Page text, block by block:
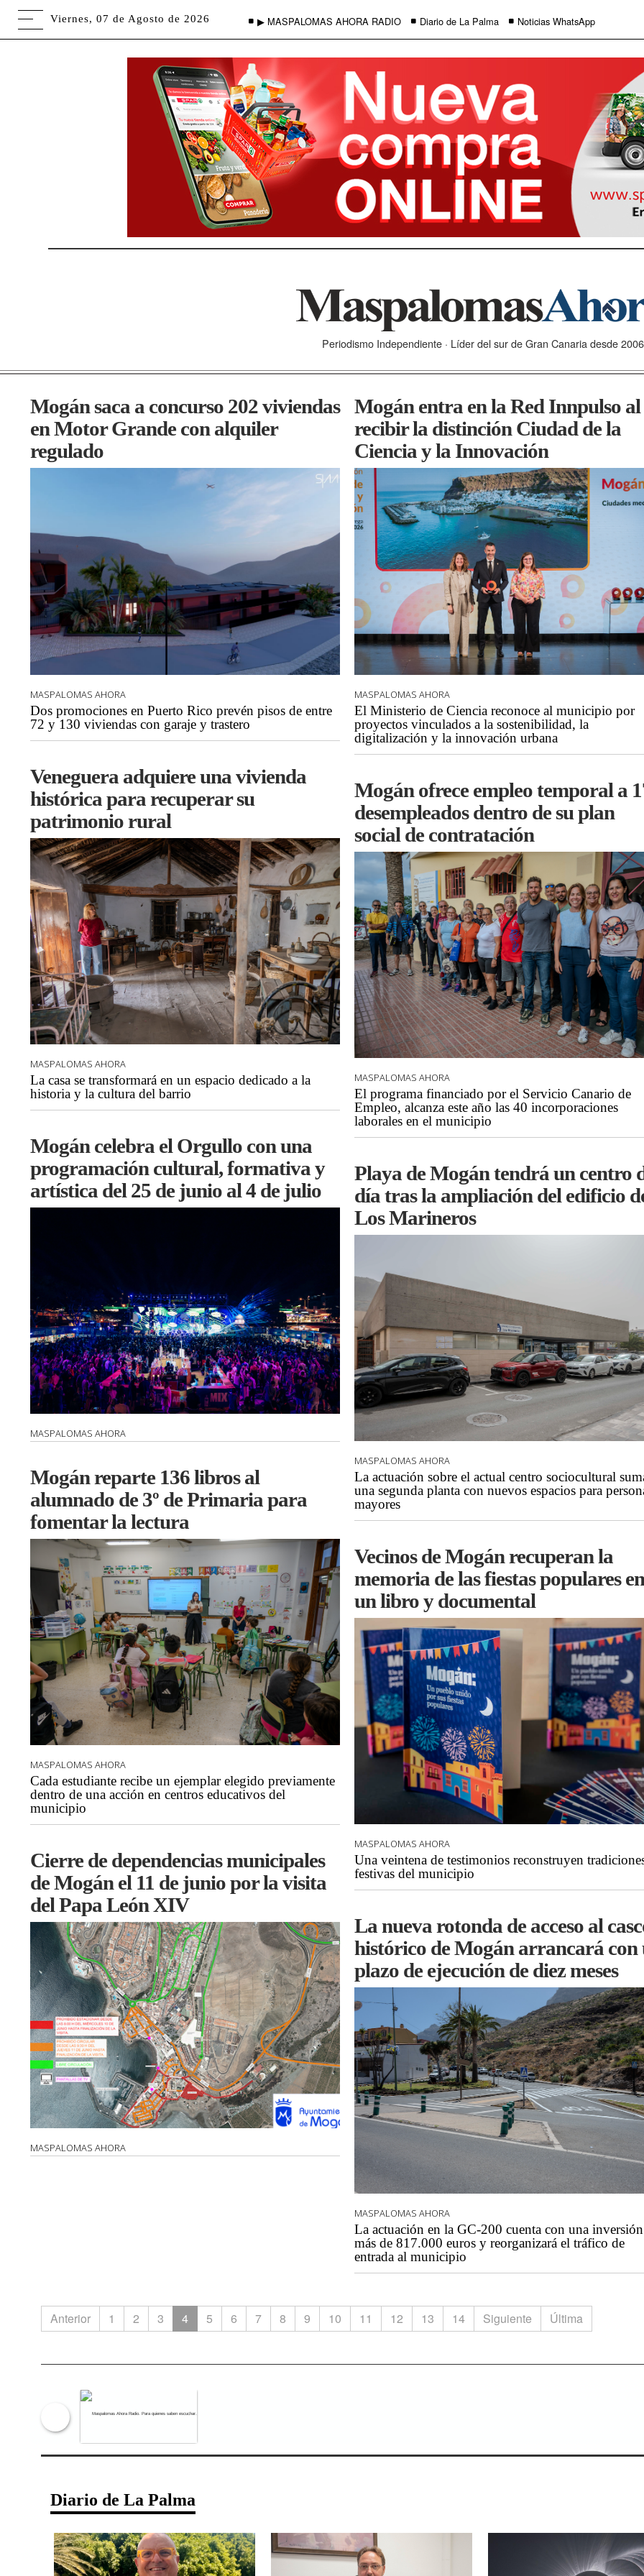
Viernes, 07 de Agosto de 2026 ▶ MASPALOMAS AHORA RADIO Diario de La Palma Noticias WhatsApp
Periodismo Independiente · Líder del sur de Gran Canaria desde 2006
Mogán saca a concurso 202 viviendas
en Motor Grande con alquiler
regulado
MASPALOMAS AHORA
Dos promociones en Puerto Rico prevén pisos de entre
72 y 130 viviendas con garaje y trastero
Veneguera adquiere una vivienda
histórica para recuperar su
patrimonio rural
MASPALOMAS AHORA
La casa se transformará en un espacio dedicado a la
historia y la cultura del barrio
Mogán celebra el Orgullo con una
programación cultural, formativa y
artística del 25 de junio al 4 de julio
MASPALOMAS AHORA
Mogán reparte 136 libros al
alumnado de 3º de Primaria para
fomentar la lectura
MASPALOMAS AHORA
Cada estudiante recibe un ejemplar elegido previamente
dentro de una acción en centros educativos del
municipio
Cierre de dependencias municipales
de Mogán el 11 de junio por la visita
del Papa León XIV
MASPALOMAS AHORA
Mogán entra en la Red Innpulso al
recibir la distinción Ciudad de la
Ciencia y la Innovación
MASPALOMAS AHORA
El Ministerio de Ciencia reconoce al municipio por
proyectos vinculados a la sostenibilidad, la
digitalización y la innovación urbana
Mogán ofrece empleo temporal a
desempleados dentro de su plan
social de contratación
MASPALOMAS AHORA
El programa financiado por el Servicio Canario de
Empleo, alcanza este año las 40 incorporaciones
laborales en el municipio
Playa de Mogán tendrá un centro
día tras la ampliación del edificio
Los Marineros
MASPALOMAS AHORA
La actuación sobre el actual centro sociocultural
una segunda planta con nuevos espacios para
mayores
Vecinos de Mogán recuperan la
memoria de las fiestas populares en
un libro y documental
MASPALOMAS AHORA
Una veintena de testimonios reconstruyen
festivas del municipio
La nueva rotonda de acceso al
histórico de Mogán arrancará con
plazo de ejecución de diez meses
MASPALOMAS AHORA
La actuación en la GC-200 cuenta con una
más de 817.000 euros y reorganizará el tráfico de
entrada al municipio
Anterior 1 2 3 4 5 6 7 8 9 10 11 12 13 14 Siguiente Última
Diario de La Palma